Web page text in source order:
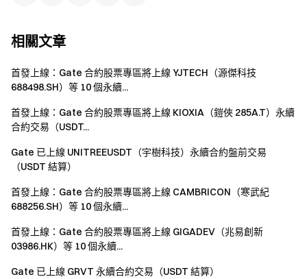
相關文章
首發上線：Gate 合約股票專區將上線 YJTECH（源傑科技
688498.SH）等 10 個永續...
首發上線：Gate 合約股票專區將上線 KIOXIA（鎧俠 285A.T）永續
合約交易（USDT...
Gate 已上線 UNITREEUSDT（宇樹科技）永續合約盤前交易
（USDT 結算）
首發上線：Gate 合約股票專區將上線 CAMBRICON（寒武紀
688256.SH）等 10 個永續...
首發上線：Gate 合約股票專區將上線 GIGADEV（兆易創新
03986.HK）等 10 個永續...
Gate 已上線 GRVT 永續合約交易（USDT 結算）